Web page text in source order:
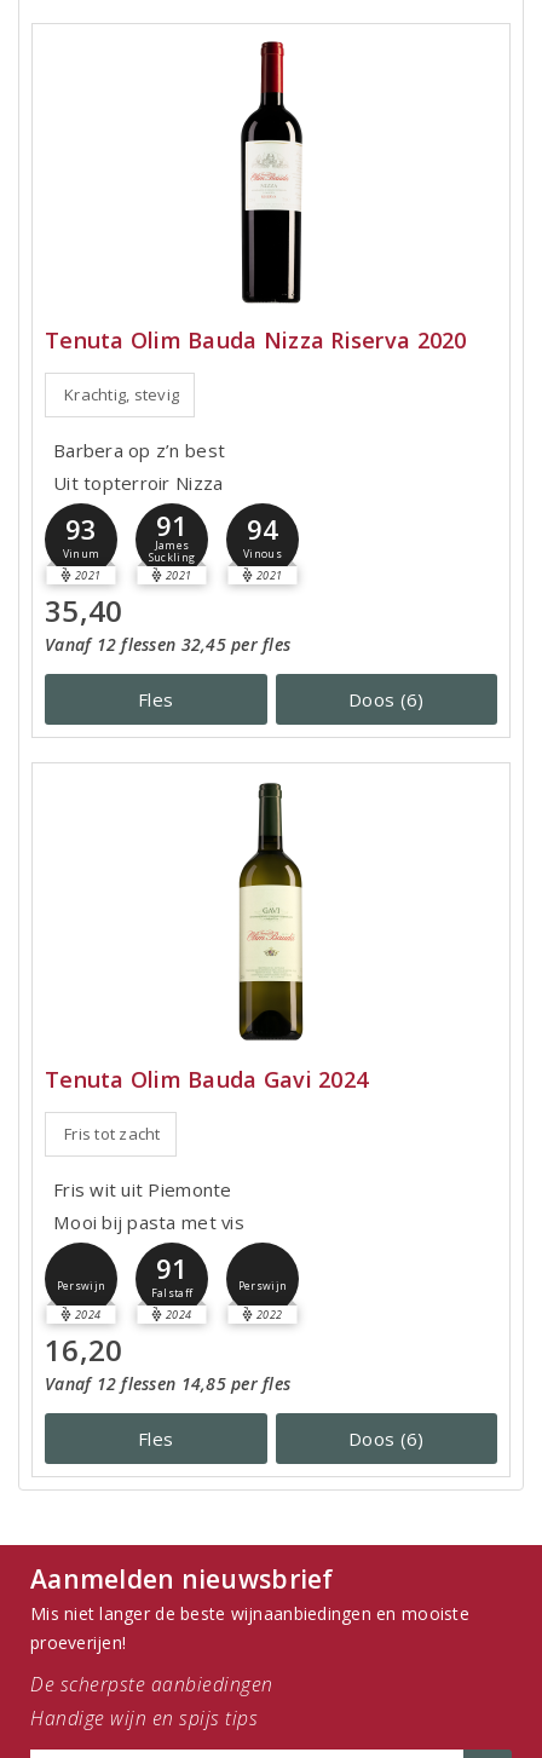
Tenuta Olim Bauda Nizza Riserva 2020
Krachtig, stevig
Barbera op z’n best
Uit topterroir Nizza
93
Vinum
2021
91
James
Suckling
2021
94
Vinous
2021
35,40
Vanaf 12 flessen 32,45 per fles
Fles Doos (6)
Tenuta Olim Bauda Gavi 2024
Fris tot zacht
Fris wit uit Piemonte
Mooi bij pasta met vis
Perswijn
2024
91
Falstaff
2024
Perswijn
2022
16,20
Vanaf 12 flessen 14,85 per fles
Fles Doos (6)
Aanmelden nieuwsbrief
Mis niet langer de beste wijnaanbiedingen en mooiste
proeverijen!
De scherpste aanbiedingen
Handige wijn en spijs tips